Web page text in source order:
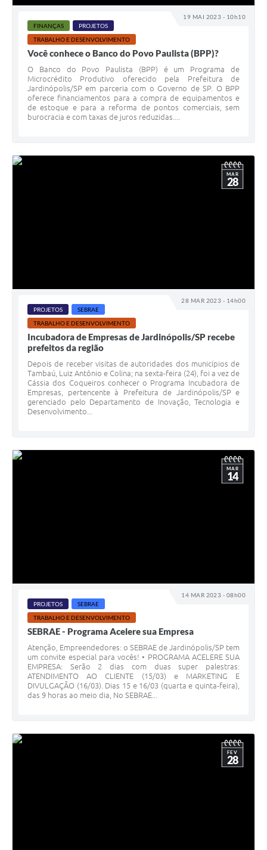
19 MAI 2023 - 10h10
FINANÇAS
PROJETOS
TRABALHO E DESENVOLVIMENTO
Você conhece o Banco do Povo Paulista (BPP)?
O Banco do Povo Paulista (BPP) é um Programa de
Microcrédito Produtivo oferecido pela Prefeitura de
Jardinópolis/SP em parceria com o Governo de SP. O BPP
oferece financiamentos para a compra de equipamentos e
de estoque e para a reforma de pontos comerciais, sem
burocracia e com taxas de juros reduzidas....
28 MAR 2023 - 14h00
MAR
28
PROJETOS
SEBRAE
TRABALHO E DESENVOLVIMENTO
Incubadora de Empresas de Jardinópolis/SP recebe
prefeitos da região
Depois de receber visitas de autoridades dos municípios de
Tambaú, Luiz Antônio e Colina; na sexta-feira (24), foi a vez de
Cássia dos Coqueiros conhecer o Programa Incubadora de
Empresas, pertencente à Prefeitura de Jardinópolis/SP e
gerenciado pelo Departamento de Inovação, Tecnologia e
Desenvolvimento...
14 MAR 2023 - 08h00
MAR
14
PROJETOS
SEBRAE
TRABALHO E DESENVOLVIMENTO
SEBRAE - Programa Acelere sua Empresa
Atenção, Empreendedores: o SEBRAE de Jardinópolis/SP tem
um convite especial para vocês! • PROGRAMA ACELERE SUA
EMPRESA: Serão 2 dias com duas super palestras:
ATENDIMENTO AO CLIENTE (15/03) e MARKETING E
DIVULGAÇÃO (16/03). Dias 15 e 16/03 (quarta e quinta-feira),
das 9 horas ao meio dia, No SEBRAE...
FEV
28